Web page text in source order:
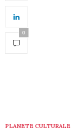
0
PLANETE CULTURALE